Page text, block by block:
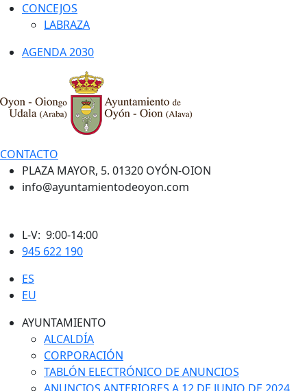
CONCEJOS
LABRAZA
AGENDA 2030
CONTACTO
PLAZA MAYOR, 5. 01320 OYÓN-OION
info@ayuntamientodeoyon.com
L-V: 9:00-14:00
945 622 190
ES
EU
AYUNTAMIENTO
ALCALDÍA
CORPORACIÓN
TABLÓN ELECTRÓNICO DE ANUNCIOS